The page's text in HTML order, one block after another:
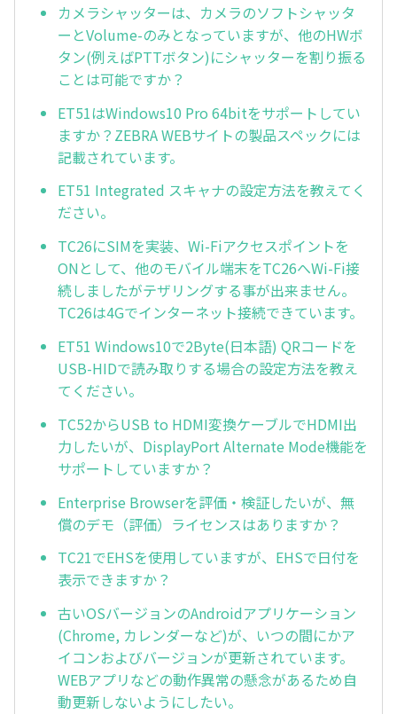
カメラシャッターは、カメラのソフトシャッタ
ーとVolume-のみとなっていますが、他のHWボ
タン(例えばPTTボタン)にシャッターを割り振る
ことは可能ですか？
ET51はWindows10 Pro 64bitをサポートしてい
ますか？ZEBRA WEBサイトの製品スペックには
記載されています。
ET51 Integrated スキャナの設定方法を教えてく
ださい。
TC26にSIMを実装、Wi-Fiアクセスポイントを
ONとして、他のモバイル端末をTC26へWi-Fi接
続しましたがテザリングする事が出来ません。
TC26は4Gでインターネット接続できています。
ET51 Windows10で2Byte(日本語) QRコードを
USB-HIDで読み取りする場合の設定方法を教え
てください。
TC52からUSB to HDMI変換ケーブルでHDMI出
力したいが、DisplayPort Alternate Mode機能を
サポートしていますか？
Enterprise Browserを評価・検証したいが、無
償のデモ（評価）ライセンスはありますか？
TC21でEHSを使用していますが、EHSで日付を
表示できますか？
古いOSバージョンのAndroidアプリケーション
(Chrome, カレンダーなど)が、いつの間にかア
イコンおよびバージョンが更新されています。
WEBアプリなどの動作異常の懸念があるため自
動更新しないようにしたい。